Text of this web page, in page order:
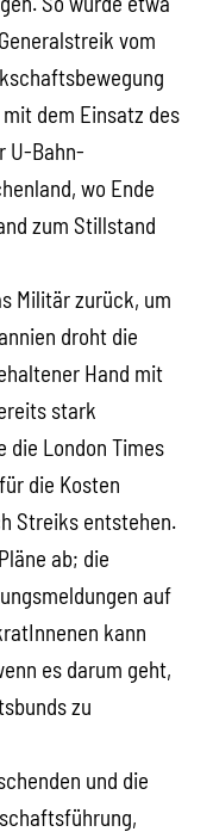
vom
dem Einsatz des
U-Bahn-
wo Ende
zum Stillstand
Militär zurück, um
droht die
Hand mit
stark
die London Times
die Kosten
Streiks entstehen.
ab; die
auf
kann
es darum geht,
zu
und die